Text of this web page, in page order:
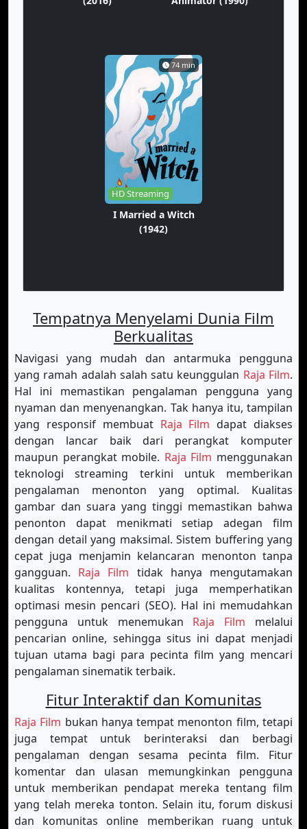
74 min
HD Streaming
I Married a Witch
(1942)
Tempatnya Menyelami Dunia Film
Berkualitas
Navigasi yang mudah dan antarmuka pengguna
yang ramah adalah salah satu keunggulan Raja Film.
Hal ini memastikan pengalaman pengguna yang
nyaman dan menyenangkan. Tak hanya itu, tampilan
yang responsif membuat Raja Film dapat diakses
dengan lancar baik dari perangkat komputer
maupun perangkat mobile. Raja Film menggunakan
teknologi streaming terkini untuk memberikan
pengalaman menonton yang optimal. Kualitas
gambar dan suara yang tinggi memastikan bahwa
penonton dapat menikmati setiap adegan film
dengan detail yang maksimal. Sistem buffering yang
cepat juga menjamin kelancaran menonton tanpa
gangguan. Raja Film tidak hanya mengutamakan
kualitas kontennya, tetapi juga memperhatikan
optimasi mesin pencari (SEO). Hal ini memudahkan
pengguna untuk menemukan Raja Film melalui
pencarian online, sehingga situs ini dapat menjadi
tujuan utama bagi para pecinta film yang mencari
pengalaman sinematik terbaik.
Fitur Interaktif dan Komunitas
Raja Film bukan hanya tempat menonton film, tetapi
juga tempat untuk berinteraksi dan berbagi
pengalaman dengan sesama pecinta film. Fitur
komentar dan ulasan memungkinkan pengguna
untuk memberikan pendapat mereka tentang film
yang telah mereka tonton. Selain itu, forum diskusi
dan komunitas online memberikan ruang untuk